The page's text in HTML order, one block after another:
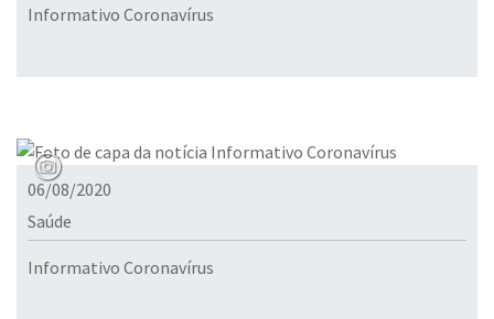
Informativo Coronavírus
06/08/2020
Saúde
Informativo Coronavírus